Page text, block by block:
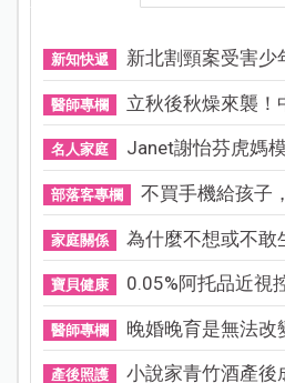
新知快遞 新北割頸案受害少
醫師專欄 立秋後秋燥來襲！
名人家庭 Janet謝怡芬虎媽
部落客專欄 不買手機給孩子
家庭關係 為什麼不想或不敢
寶貝健康 0.05%阿托品近視
醫師專欄 晚婚晚育是無法改
產後照護 小說家青竹酒產後